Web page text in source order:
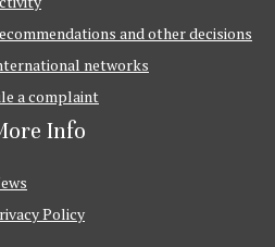
and other decisions
networks
a complaint
Info
Policy